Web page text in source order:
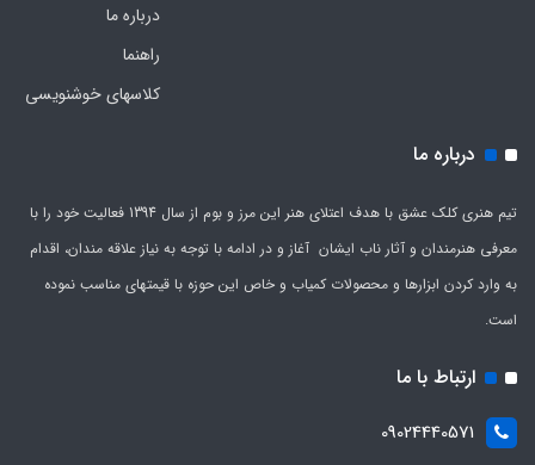
درباره ما
راهنما
کلاسهای خوشنویسی
درباره ما
تیم هنری کلک عشق با هدف اعتلای هنر این مرز و بوم از سال 1394 فعالیت خود را با
معرفی هنرمندان و آثار ناب ایشان آغاز و در ادامه با توجه به نیاز علاقه مندان، اقدام
به وارد کردن ابزارها و محصولات کمیاب و خاص این حوزه با قیمتهای مناسب نموده
است.
ارتباط با ما
09024440571